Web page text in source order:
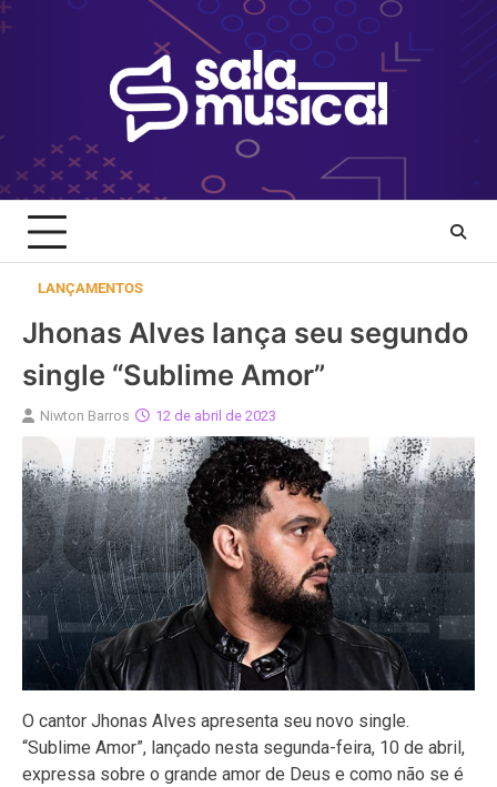
Skip
to
LANÇAMENTOS
Jhonas Alves lança seu segundo
single “Sublime Amor”
Niwton Barros 12 de abril de 2023
O cantor Jhonas Alves apresenta seu novo single.
“Sublime Amor”, lançado nesta segunda-feira, 10 de abril,
expressa sobre o grande amor de Deus e como não se é